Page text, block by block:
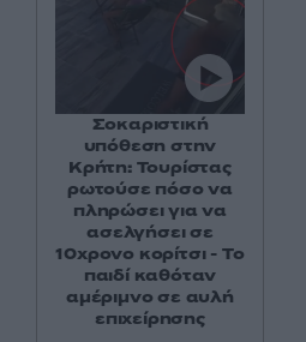
Σοκαριστική
υπόθεση στην
Κρήτη: Τουρίστας
ρωτούσε πόσο να
πληρώσει για να
ασελγήσει σε
10χρονο κορίτσι - Το
παιδί καθόταν
αμέριμνο σε αυλή
επιχείρησης